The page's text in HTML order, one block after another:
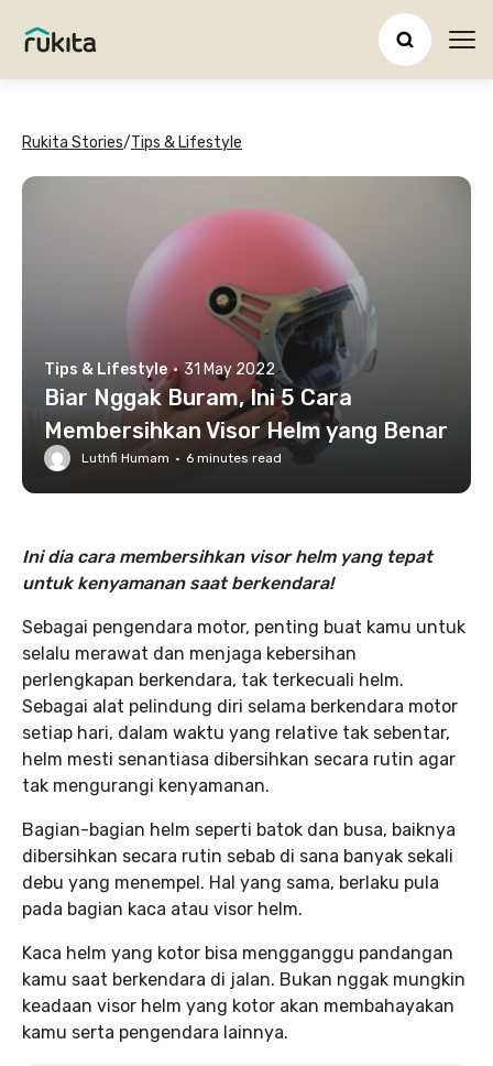
Rukita Stories/Tips & Lifestyle
Tips & Lifestyle · 31 May 2022
Biar Nggak Buram, Ini 5 Cara
Membersihkan Visor Helm yang Benar
Luthfi Humam · 6 minutes read
Ini dia cara membersihkan visor helm yang tepat
untuk kenyamanan saat berkendara!
Sebagai pengendara motor, penting buat kamu untuk
selalu merawat dan menjaga kebersihan
perlengkapan berkendara, tak terkecuali helm.
Sebagai alat pelindung diri selama berkendara motor
setiap hari, dalam waktu yang relative tak sebentar,
helm mesti senantiasa dibersihkan secara rutin agar
tak mengurangi kenyamanan.
Bagian-bagian helm seperti batok dan busa, baiknya
dibersihkan secara rutin sebab di sana banyak sekali
debu yang menempel. Hal yang sama, berlaku pula
pada bagian kaca atau visor helm.
Kaca helm yang kotor bisa mengganggu pandangan
kamu saat berkendara di jalan. Bukan nggak mungkin
keadaan visor helm yang kotor akan membahayakan
kamu serta pengendara lainnya.